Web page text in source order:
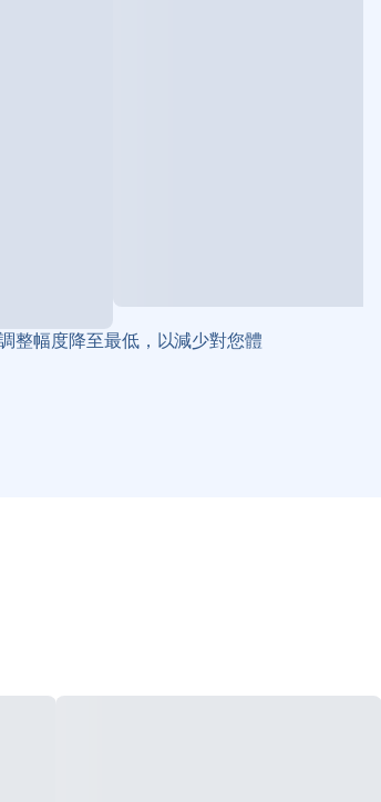
整幅度降至最低，以減少對您體